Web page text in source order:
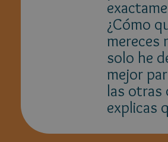
¿Cómo
mereces
solo he
mejor
las otras
explicas